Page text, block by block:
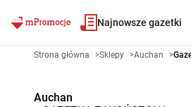
Najnowsze gazetki
Gazetka
Strona główna >Sklepy >Auchan >
Auchan